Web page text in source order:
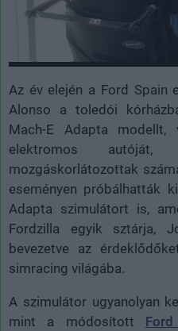
Az év elején a Ford Spain
Alonso a toledói
Mach-E Adapta
elektromos
mozgáskorlátozottak
eseményen próbálhatták
Adapta szimulátort is,
Fordzilla egyik sztárja,
bevezetve az
simracing világába.
A szimulátor ugyanolyan
mint a módosított